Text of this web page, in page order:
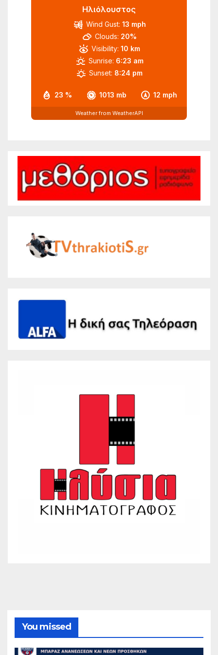
Ηλιόλουστος
23 % 1013 mb 12 mph
Wind Gust: 13 mph
Clouds: 20%
Visibility: 10 km
Sunrise: 6:23 am
Sunset: 8:24 pm
Weather from WeatherAPI
You missed